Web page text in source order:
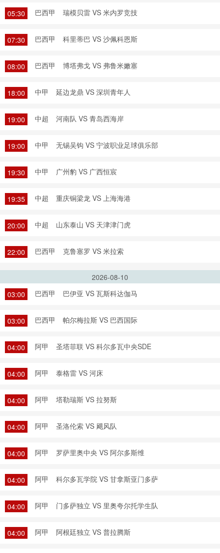
05:30 巴西甲 瑞模贝雷 VS 米内罗竞技
07:30 巴西甲 科里蒂巴 VS 沙佩科恩斯
08:00 巴西甲 博塔弗戈 VS 弗鲁米嫩塞
18:00 中甲 延边龙鼎 VS 深圳青年人
19:00 中超 河南队 VS 青岛西海岸
19:00 中甲 无锡吴钩 VS 宁波职业足球俱乐部
19:30 中甲 广州豹 VS 广西恒宸
19:35 中超 重庆铜梁龙 VS 上海海港
20:00 中超 山东泰山 VS 天津津门虎
22:00 巴西甲 克鲁塞罗 VS 米拉索
2026-08-10
03:00
巴西甲 巴伊亚 VS 瓦斯科达伽马
03:00 巴西甲 帕尔梅拉斯 VS 巴西国际
04:00 阿甲 圣塔菲联 VS 科尔多瓦中央SDE
04:00 阿甲 泰格雷 VS 河床
04:00 阿甲 塔勒瑞斯 VS 拉努斯
04:00 阿甲 圣洛伦索 VS 飓风队
04:00 阿甲 罗萨里奥中央 VS 阿尔多斯维
04:00 阿甲 科尔多瓦学院 VS 甘拿斯亚门多萨
04:00 阿甲 门多萨独立 VS 里奥夸尔托学生队
04:00 阿甲 阿根廷独立 VS 普拉腾斯